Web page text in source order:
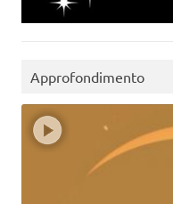
Approfondimento